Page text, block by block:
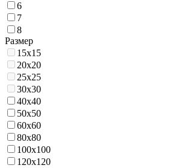
6
7
8
Размер
15х15
20х20
25х25
30х30
40х40
50х50
60х60
80х80
100х100
120х120